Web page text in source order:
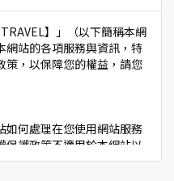
】」（以下簡稱本網
網站的各項服務與資訊，特
策，以保障您的權益，請您
如何處理在您使用網站服務
護政策不適用於本網站以
本網站所委託或參與管理的